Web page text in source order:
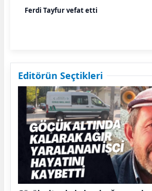
Ferdi Tayfur vefat etti
Editörün Seçtikleri